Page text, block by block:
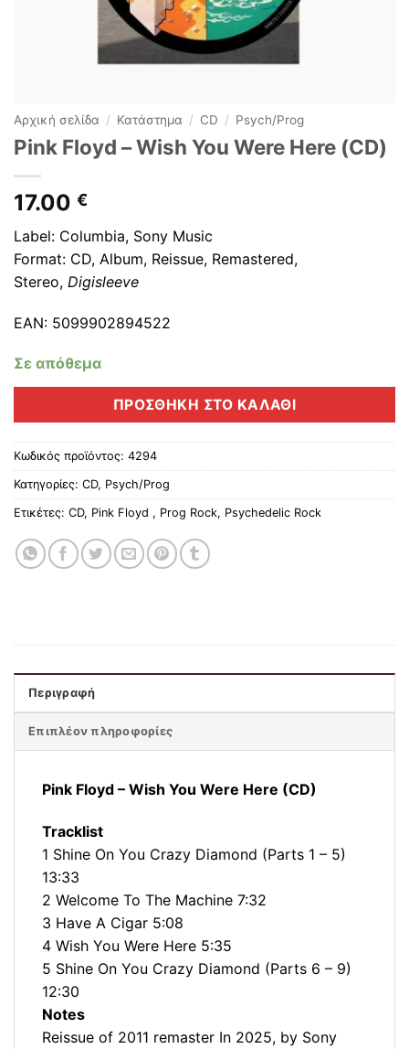
Αρχική σελίδα / Κατάστημα / CD / Psych/Prog
Pink Floyd ‎– Wish You Were Here (CD)
17.00 €
Label: Columbia, Sony Music
Format: CD, Album, Reissue, Remastered,
Stereo, Digisleeve
EAN: 5099902894522
Σε απόθεμα
ΠΡΟΣΘΉΚΗ ΣΤΟ ΚΑΛΆΘΙ
Κωδικός προϊόντος: 4294
Κατηγορίες: CD, Psych/Prog
Ετικέτες: CD, Pink Floyd ‎ , Prog Rock, Psychedelic Rock
Περιγραφή
Επιπλέον πληροφορίες
Pink Floyd ‎– Wish You Were Here (CD)
Tracklist
1 Shine On You Crazy Diamond (Parts 1 – 5)
13:33
2 Welcome To The Machine 7:32
3 Have A Cigar 5:08
4 Wish You Were Here 5:35
5 Shine On You Crazy Diamond (Parts 6 – 9)
12:30
Notes
Reissue of 2011 remaster In 2025, by Sony